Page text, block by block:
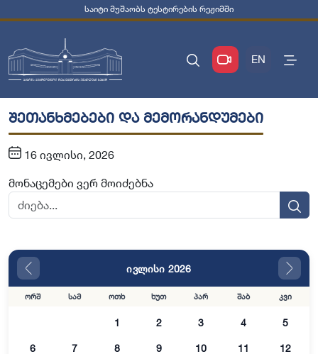
საიტი მუშაობს ტესტირების რეჟიმში
EN
შეთანხმებები და მემორანდუმები
16 ივლისი, 2026
მონაცემები ვერ მოიძებნა
ივლისი 2026
ორშ სამ ოთხ ხუთ პარ შაბ კვი
1 2 3 4 5
6 7 8 9 10 11 12